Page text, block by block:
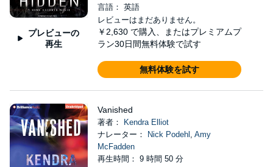
プレビューの
再生
言語： 英語
レビューはまだありません。
￥2,630 で購入、またはプレミアムプ
ラン30日間無料体験で試す
無料体験を試す
Vanished
著者：
Kendra Elliot
ナレーター：
Nick Podehl , Amy
McFadden
再生時間： 9 時間 50 分